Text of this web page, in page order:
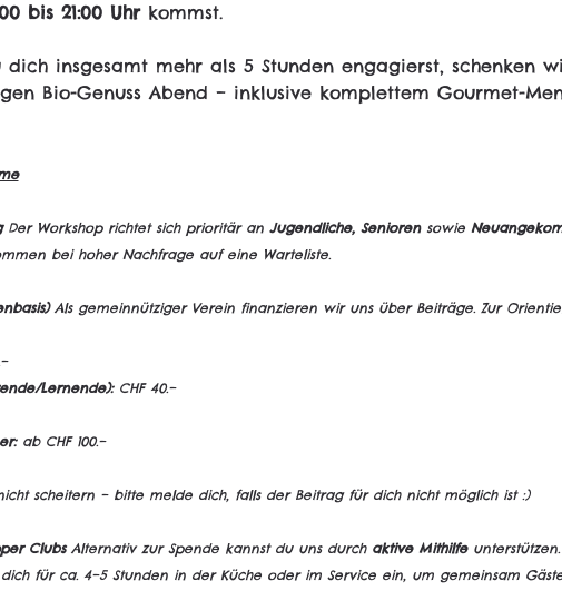
bis 21:00 Uhr kommst.
insgesamt mehr als 5 Stunden engagierst, schenken
Bio-Genuss Abend – inklusive komplettem Gourmet-
Der Workshop richtet sich prioritär an Jugendliche, Senioren sowie
bei hoher Nachfrage auf eine Warteliste.
Als gemeinnütziger Verein finanzieren wir uns über Beiträge. Zur
Lernende): CHF 40.–
ab CHF 100.–
scheitern – bitte melde dich, falls der Beitrag für dich nicht möglich ist :)
Clubs Alternativ zur Spende kannst du uns durch aktive Mithilfe
für ca. 4–5 Stunden in der Küche oder im Service ein, um gemeinsam